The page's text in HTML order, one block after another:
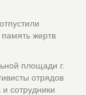
жертв
площади г.
отрядов
сотрудники